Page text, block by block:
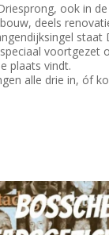
ook in
deels
staat
voortgezet
plaats vindt.
alle drie in, óf